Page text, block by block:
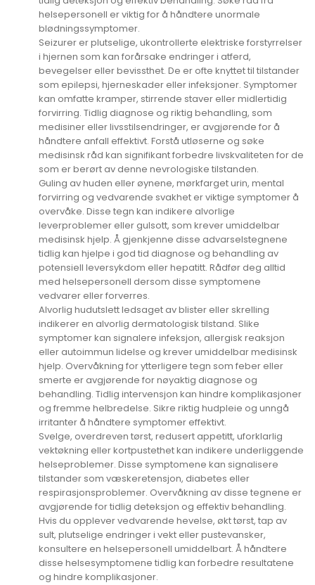
helsepersonell er viktig for å håndtere unormale
blødningssymptomer.
Seizurer er plutselige, ukontrollerte elektriske forstyrrelser
i hjernen som kan forårsake endringer i atferd,
bevegelser eller bevissthet. De er ofte knyttet til tilstander
som epilepsi, hjerneskader eller infeksjoner. Symptomer
kan omfatte kramper, stirrende staver eller midlertidig
forvirring. Tidlig diagnose og riktig behandling, som
medisiner eller livsstilsendringer, er avgjørende for å
håndtere anfall effektivt. Forstå utløserne og søke
medisinsk råd kan signifikant forbedre livskvaliteten for de
som er berørt av denne nevrologiske tilstanden.
Guling av huden eller øynene, mørkfarget urin, mental
forvirring og vedvarende svakhet er viktige symptomer å
overvåke. Disse tegn kan indikere alvorlige
leverproblemer eller gulsott, som krever umiddelbar
medisinsk hjelp. Å gjenkjenne disse advarselstegnene
tidlig kan hjelpe i god tid diagnose og behandling av
potensiell leversykdom eller hepatitt. Rådfør deg alltid
med helsepersonell dersom disse symptomene
vedvarer eller forverres.
Alvorlig hudutslett ledsaget av blister eller skrelling
indikerer en alvorlig dermatologisk tilstand. Slike
symptomer kan signalere infeksjon, allergisk reaksjon
eller autoimmun lidelse og krever umiddelbar medisinsk
hjelp. Overvåkning for ytterligere tegn som feber eller
smerte er avgjørende for nøyaktig diagnose og
behandling. Tidlig intervensjon kan hindre komplikasjoner
og fremme helbredelse. Sikre riktig hudpleie og unngå
irritanter å håndtere symptomer effektivt.
Svelge, overdreven tørst, redusert appetitt, uforklarlig
vektøkning eller kortpustethet kan indikere underliggende
helseproblemer. Disse symptomene kan signalisere
tilstander som væskeretensjon, diabetes eller
respirasjonsproblemer. Overvåkning av disse tegnene er
avgjørende for tidlig deteksjon og effektiv behandling.
Hvis du opplever vedvarende hevelse, økt tørst, tap av
sult, plutselige endringer i vekt eller pustevansker,
konsultere en helsepersonell umiddelbart. Å håndtere
disse helsesymptomene tidlig kan forbedre resultatene
og hindre komplikasjoner.